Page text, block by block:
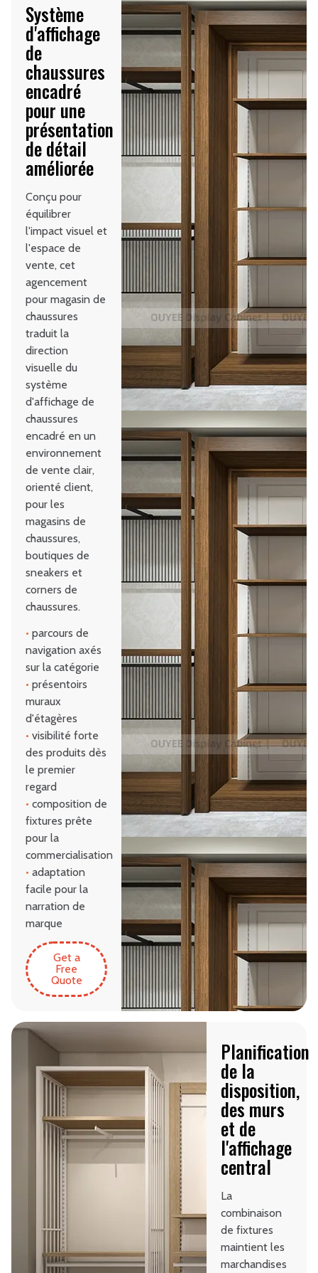
Système
d'affichage
de
chaussures
encadré
pour une
présentation
de détail
améliorée
Conçu pour
équilibrer
l'impact visuel et
l'espace de
vente, cet
agencement
pour magasin de
chaussures
traduit la
direction
visuelle du
système
d'affichage de
chaussures
encadré en un
environnement
de vente clair,
orienté client,
pour les
magasins de
chaussures,
boutiques de
sneakers et
corners de
chaussures.
• parcours de
navigation axés
sur la catégorie
• présentoirs
muraux
d'étagères
• visibilité forte
des produits dès
le premier
regard
• composition de
fixtures prête
pour la
commercialisation
• adaptation
facile pour la
narration de
marque
Get a
Free
Quote
Planification
de la
disposition,
des murs
et de
l'affichage
central
La
combinaison
de fixtures
maintient les
marchandises